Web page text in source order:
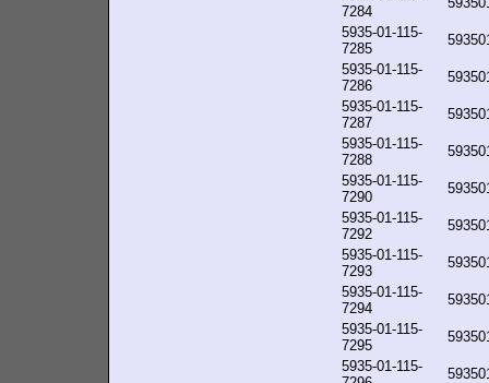
7284
5935-01-115-
7285
5935-01-115-
7286
5935-01-115-
7287
5935-01-115-
7288
5935-01-115-
7290
5935-01-115-
7292
5935-01-115-
7293
5935-01-115-
7294
5935-01-115-
7295
5935-01-115-